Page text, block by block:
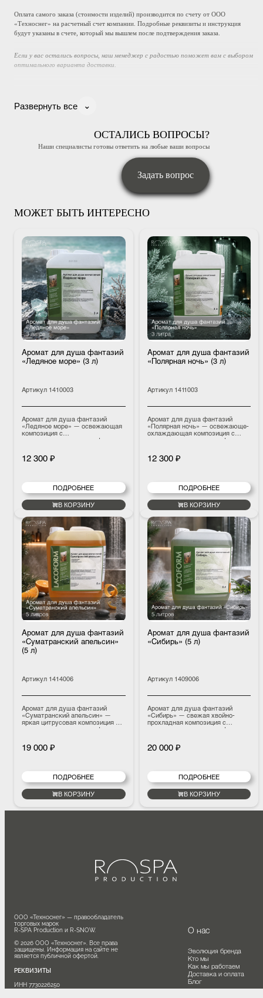
Оплата самого заказа (стоимости изделий) производится по счету от ООО
«Техноснег» на расчетный счет компании. Подробные реквизиты и инструкция
будут указаны в счете, который мы вышлем после подтверждения заказа.
Если у вас остались вопросы, наш менеджер с радостью поможет вам с выбором
оптимального варианта доставки.
Развернуть все ⌄
ОСТАЛИСЬ ВОПРОСЫ?
Наши специалисты готовы ответить на любые ваши вопросы
Задать вопрос
МОЖЕТ БЫТЬ ИНТЕРЕСНО
Аромат для душа фантазий
«Ледяное море» (3 л)
Артикул 1410003
Аромат для душа фантазий
«Ледяное море» — освежающая
композиция с
высококачественными эфирными
в душевых аттракционах.
Создаёт ощущение прохладного
эффект контрастной водной
процедуры.
12 300 ₽
ПОДРОБНЕЕ
В КОРЗИНУ
Аромат для душа фантазий
«Полярная ночь» (3 л)
Артикул 1411003
Аромат для душа фантазий
«Полярная ночь» — освежающе-
охлаждающая композиция с
высококачественными эфирными
в душевых аттракционах.
Создаёт ощущение прохлады,
эффект водной процедуры.
12 300 ₽
ПОДРОБНЕЕ
В КОРЗИНУ
Аромат для душа фантазий
«Суматранский апельсин»
(5 л)
Артикул 1414006
Аромат для душа фантазий
«Суматранский апельсин» —
яркая цитрусовая композиция с
высококачественными эфирными
в душевых аттракционах.
Наполняет процедуру сочными
настроение.
19 000 ₽
ПОДРОБНЕЕ
В КОРЗИНУ
Аромат для душа фантазий
«Сибирь» (5 л)
Артикул 1409006
Аромат для душа фантазий
«Сибирь» — свежая хвойно-
прохладная композиция с
высококачественными эфирными
в душевых аттракционах.
Создаёт ощущение чистого
контрастных водных процедур.
20 000 ₽
ПОДРОБНЕЕ
В КОРЗИНУ
ООО «Техноснег» — правообладатель
торговых марок
R-SPA Production и R-SNOW.
© 2026 ООО «Техноснег». Все права
защищены. Информация на сайте не
является публичной офертой.
РЕКВИЗИТЫ
ИНН 7730226250
О нас
Эволюция бренда
Кто мы
Как мы работаем
Доставка и оплата
Блог